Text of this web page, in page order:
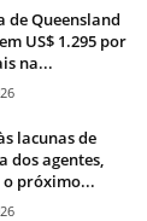
de Queensland
US$ 1.295 por
na...
lacunas de
dos agentes,
o próximo...